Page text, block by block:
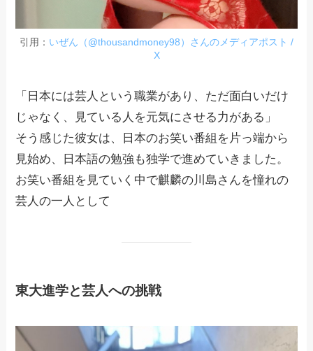
引用： いぜん（@thousandmoney98）さんのメディアポスト /
X
「日本には芸人という職業があり、ただ面白いだけ
じゃなく、見ている人を元気にさせる力がある」
そう感じた彼女は、日本のお笑い番組を片っ端から
見始め、日本語の勉強も独学で進めていきました。
お笑い番組を見ていく中で麒麟の川島さんを憧れの
芸人の一人として
東大進学と芸人への挑戦